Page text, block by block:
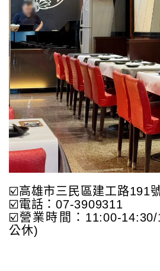
☑️高雄市三民區建工路191
☑️電話：07-3909311
☑️營業時間：11:00-
公休)